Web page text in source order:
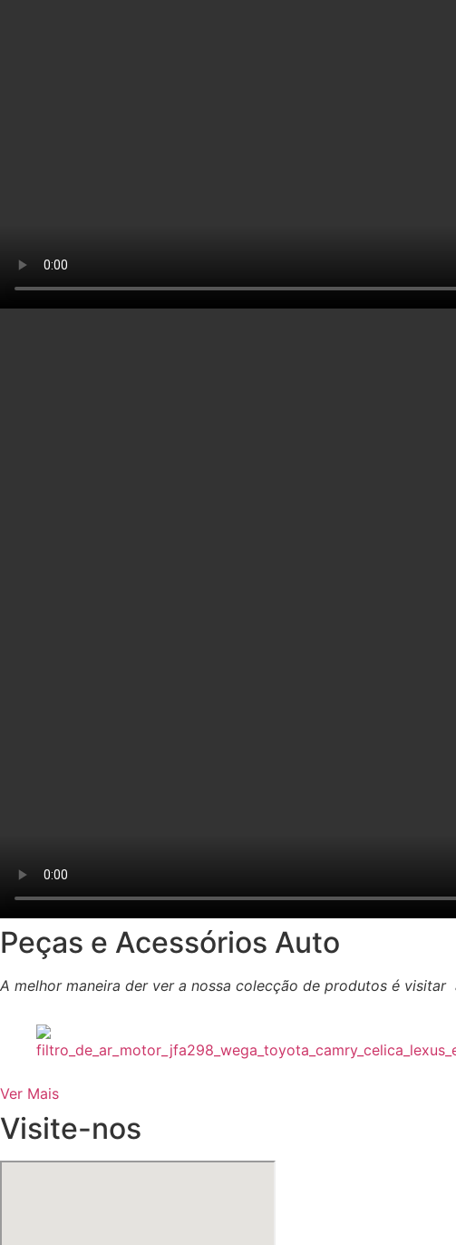
Peças e Acessórios Auto
A melhor maneira der ver a nossa colecção de produtos é visitar
Ver Mais
Visite-nos